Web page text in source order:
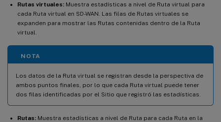
Rutas virtuales: Muestra estadísticas a nivel de Ruta virtual para
cada Ruta virtual en SD-WAN. Las filas de Rutas virtuales se
expanden para mostrar las Rutas contenidas dentro de la Ruta
virtual.
NOTA
Los datos de la Ruta virtual se registran desde la perspectiva de
ambos puntos finales, por lo que cada Ruta virtual puede tener
dos filas identificadas por el Sitio que registró las estadísticas.
Rutas: Muestra estadísticas a nivel de Ruta para cada Ruta en la